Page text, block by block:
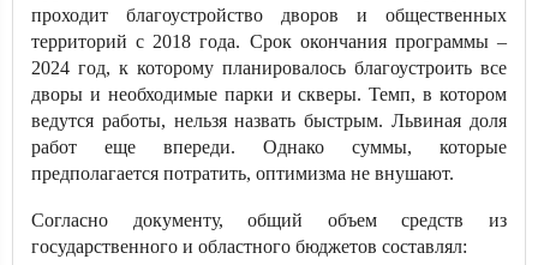
проходит благоустройство дворов и общественных
территорий с 2018 года. Срок окончания программы –
2024 год, к которому планировалось благоустроить все
дворы и необходимые парки и скверы. Темп, в котором
ведутся работы, нельзя назвать быстрым. Львиная доля
работ еще впереди. Однако суммы, которые
предполагается потратить, оптимизма не внушают.
Согласно документу, общий объем средств из
государственного и областного бюджетов составлял: